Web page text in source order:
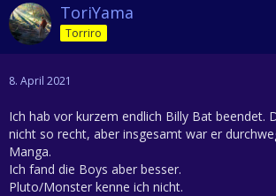
ToriYama
Torriro
8. April 2021
Ich hab vor kurzem endlich Billy Bat beendet.
nicht so recht, aber insgesamt war er
Manga.
Ich fand die Boys aber besser.
Pluto/Monster kenne ich nicht.